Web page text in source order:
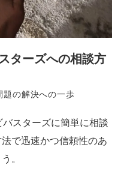
ターズへの相談方
の解決への一歩
スターズに簡単に相談
で迅速かつ信頼性のあ
。